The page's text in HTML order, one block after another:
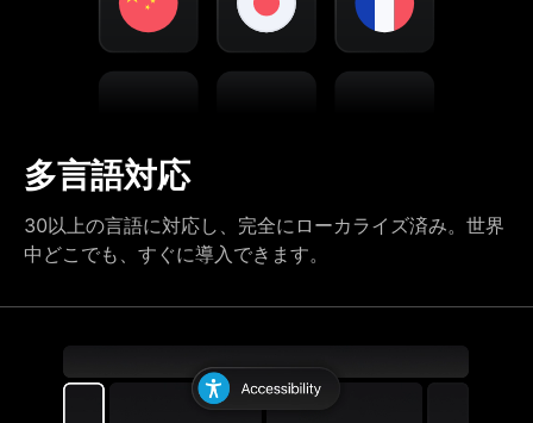
多言語対応
30以上の言語に対応し、完全にローカライズ済み。世界
中どこでも、すぐに導入できます。